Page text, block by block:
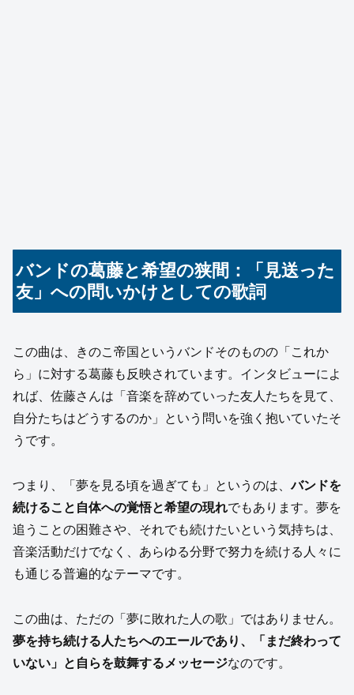
バンドの葛藤と希望の狭間：「見送った
友」への問いかけとしての歌詞
この曲は、きのこ帝国というバンドそのものの「これか
ら」に対する葛藤も反映されています。インタビューによ
れば、佐藤さんは「音楽を辞めていった友人たちを見て、
自分たちはどうするのか」という問いを強く抱いていたそ
うです。
つまり、「夢を見る頃を過ぎても」というのは、バンドを
続けること自体への覚悟と希望の現れでもあります。夢を
追うことの困難さや、それでも続けたいという気持ちは、
音楽活動だけでなく、あらゆる分野で努力を続ける人々に
も通じる普遍的なテーマです。
この曲は、ただの「夢に敗れた人の歌」ではありません。
夢を持ち続ける人たちへのエールであり、「まだ終わって
いない」と自らを鼓舞するメッセージなのです。